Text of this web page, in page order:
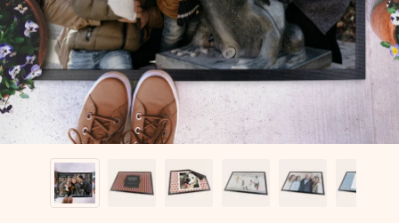
Créez quelque chose d’unique en quelques étapes – avec
son prénom, votre photo ou un message qui touche le cœur.
Sans complications, juste tout l’amour pour le moment idéal.